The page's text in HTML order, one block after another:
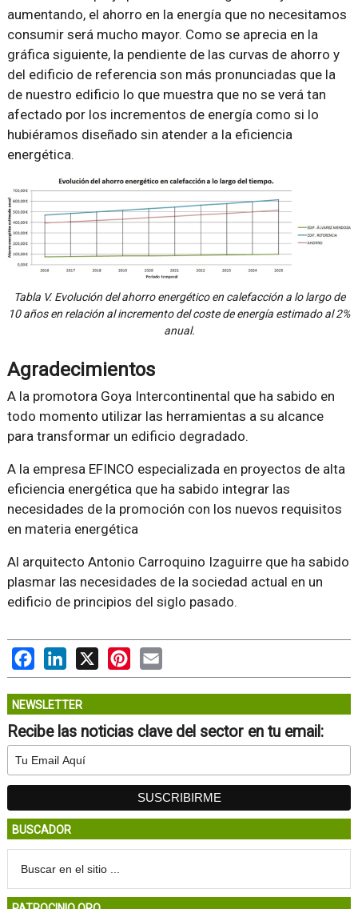
aumentando, el ahorro en la energía que no necesitamos
consumir será mucho mayor. Como se aprecia en la
gráfica siguiente, la pendiente de las curvas de ahorro y
del edificio de referencia son más pronunciadas que la
de nuestro edificio lo que muestra que no se verá tan
afectado por los incrementos de energía como si lo
hubiéramos diseñado sin atender a la eficiencia
energética.
Tabla V. Evolución del ahorro energético en calefacción a lo largo de
10 años en relación al incremento del coste de energía estimado al 2%
anual.
Agradecimientos
A la promotora Goya Intercontinental que ha sabido en
todo momento utilizar las herramientas a su alcance
para transformar un edificio degradado.
A la empresa EFINCO especializada en proyectos de alta
eficiencia energética que ha sabido integrar las
necesidades de la promoción con los nuevos requisitos
en materia energética
Al arquitecto Antonio Carroquino Izaguirre que ha sabido
plasmar las necesidades de la sociedad actual en un
edificio de principios del siglo pasado.
FacebookLinkedIn Pinterest
NEWSLETTER
Recibe las noticias clave del sector en tu email:
BUSCADOR